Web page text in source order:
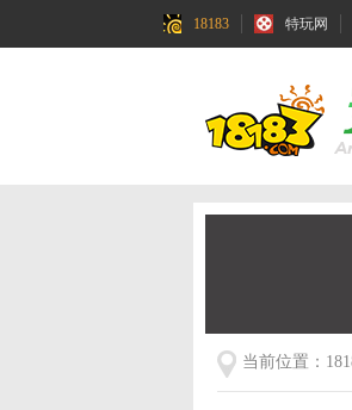
18183 特玩网
当前位置：